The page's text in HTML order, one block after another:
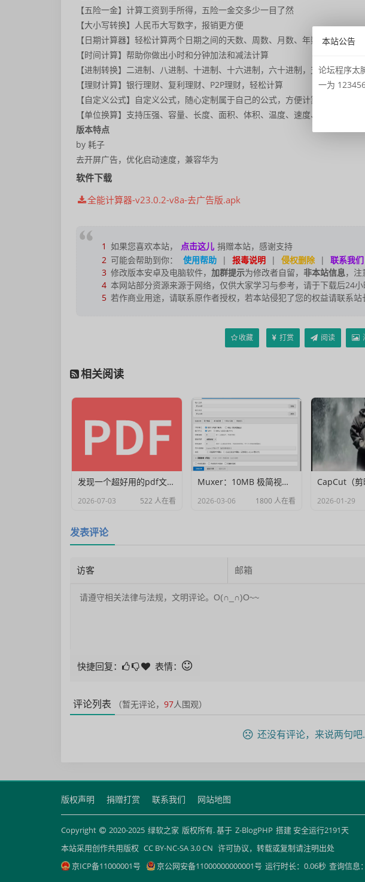
【五险一金】计算工资到手所得，五险一金交多少一目了然
【大小写转换】人民币大写数字，报销更方便
【日期计算器】轻松计算两个日期之间的天数、周数、月数、年数
【时间计算】帮助你做出小时和分钟加法和减法计算
【进制转换】二进制、八进制、十进制、十六进制，六十进制，支持小数点
【理财计算】银行理财、复利理财、P2P理财，轻松计算
【自定义公式】自定义公式，随心定制属于自己的公式，方便计算
【单位换算】支持压强、容量、长度、面积、体积、温度、速度、时间、重量
版本特点
by 耗子
去开屏广告，优化启动速度，兼容华为
软件下载
全能计算器-v23.0.2-v8a-去广告版.apk
1 如果您喜欢本站， 点击这儿 捐赠本站，感谢支持
2 可能会帮助到你： 使用帮助 | 报毒说明 | 侵权删除 | 联系我们
3 修改版本安卓及电脑软件， 加群提示为修改者自留， 非本站信息，注
4 本网站部分资源来源于网络，仅供大家学习与参考，请于下载后24小
5 若作商业用途，请联系原作者授权，若本站侵犯了您的权益请联系站
收藏 打赏 阅读
相关阅读
发现一个超好用的pdf文档编辑器
2026-07-03 522 人在看
Muxer：10MB 极简视频字幕批量封装工具 (单文件/绿色版)
2026-03-06 1800 人在看 2026-01-29
发表评论
快捷回复： 表情：
评论列表 （暂无评论， 97人围观）
还没有评论，来说两句吧
版权声明 捐赠打赏 联系我们 网站地图
Copyright 2020-2025 绿软之家 版权所有. 基于 Z-BlogPHP 搭建 安全运行2191天
本站采用创作共用版权 CC BY-NC-SA 3.0 CN 许可协议，转载或复制请注明出处
京ICP备11000001号
京公网安备11000000000001号 运行时长：0.06秒 查询信息
本站公告
论坛程序太
一为